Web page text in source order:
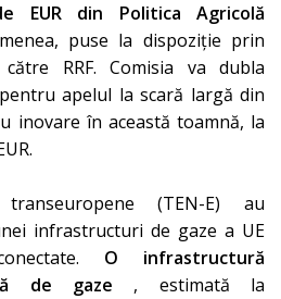
EUR din Politica Agricolă
puse la dispoziție prin
RRF. Comisia va dubla
apelul la scară largă din
inovare în această toamnă, la
(TEN-E) au
infrastructuri de gaze a UE
O infrastructură
de gaze , estimată la